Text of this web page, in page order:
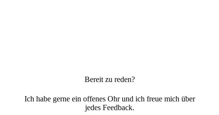
Bereit zu reden?
Ich habe gerne ein offenes Ohr und ich freue mich über
jedes Feedback.